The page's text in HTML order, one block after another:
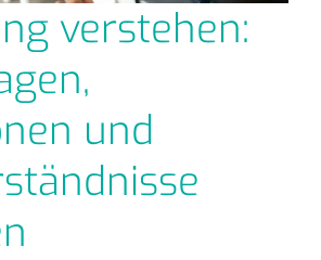
verstehen:
und